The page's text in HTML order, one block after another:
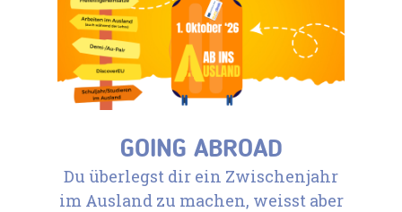
GOING ABROAD
Du überlegst dir ein Zwischenjahr
im Ausland zu machen, weisst aber